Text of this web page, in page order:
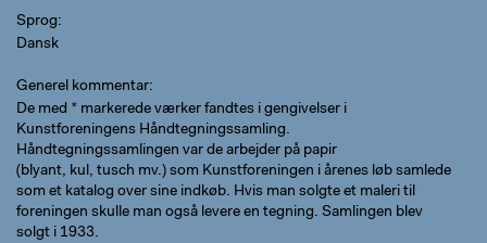
Sprog
Dansk
Generel kommentar
De med * markerede værker fandtes i gengivelser i
Kunstforeningens Håndtegningssamling.
Håndtegningssamlingen var de arbejder på papir
(blyant, kul, tusch mv.) som Kunstforeningen i årenes løb samlede
som et katalog over sine indkøb. Hvis man solgte et maleri til
foreningen skulle man også levere en tegning. Samlingen blev
solgt i 1933.